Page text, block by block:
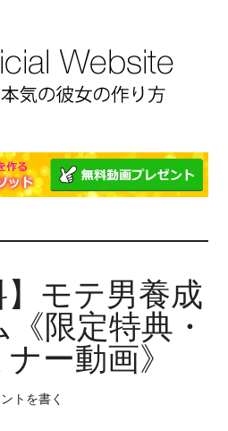
】モテ男養成
限定特典・
ー動画》
トを書く